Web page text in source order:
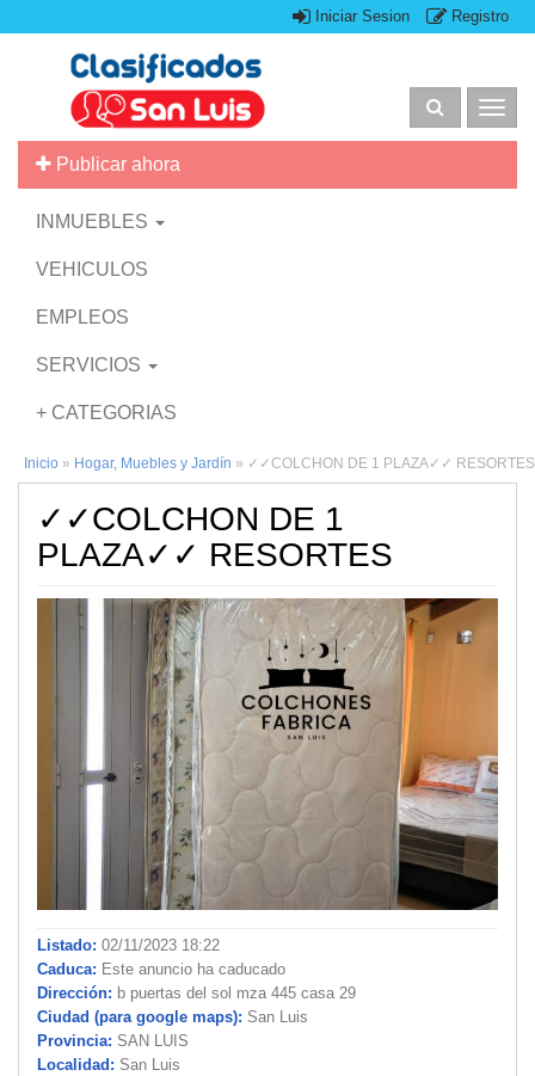
Iniciar Sesion Registro
Publicar ahora
INMUEBLES
VEHICULOS
EMPLEOS
SERVICIOS
+ CATEGORIAS
Inicio » Hogar, Muebles y Jardín » ✓✓COLCHON DE 1 PLAZA✓✓ RESORTES
✓✓COLCHON DE 1
PLAZA✓✓ RESORTES
Listado: 02/11/2023 18:22
Caduca: Este anuncio ha caducado
Dirección: b puertas del sol mza 445 casa 29
Ciudad (para google maps): San Luis
Provincia: SAN LUIS
Localidad: San Luis